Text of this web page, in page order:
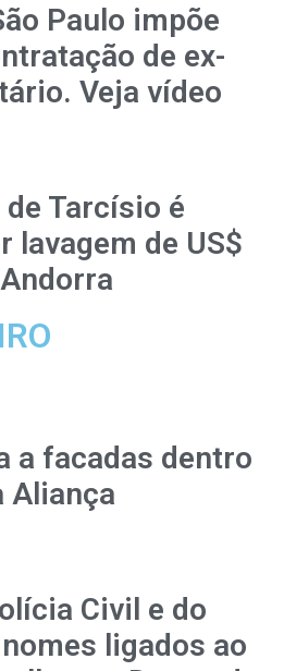
Paulo impõe
de ex-
Veja vídeo
Tarcísio é
lavagem de US$
a facadas dentro
Aliança
Civil e do
ligados ao